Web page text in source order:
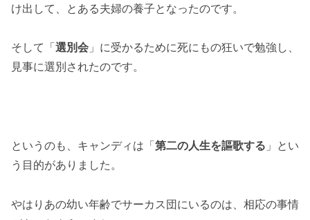
け出して、とある夫婦の養子となったのです。
そして「選別会 」に受かるために死にもの狂いで勉強し、
見事に選別されたのです。
というのも、キャンディは「第二の人生を謳歌する 」とい
う目的がありました。
やはりあの幼い年齢でサーカス団にいるのは、相応の事情